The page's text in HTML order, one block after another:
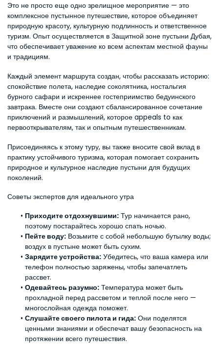
Это не просто еще одно зрелищное мероприятие — это
комплексное пустынное путешествие, которое объединяет
природную красоту, культурную подлинность и ответственное
туризм. Опыт осуществляется в Защитной зоне пустыни Дубая,
что обеспечивает уважение ко всем аспектам местной фауны
и традициям.
Каждый элемент маршрута создан, чтобы рассказать историю:
спокойствие полета, наследие соколятника, ностальгия
бурного сафари и искреннее гостеприимство бедуинского
завтрака. Вместе они создают сбалансированное сочетание
приключений и размышлений, которое appeals to как
первооткрывателям, так и опытным путешественникам.
Присоединяясь к этому туру, вы также вносите свой вклад в
практику устойчивого туризма, которая помогает сохранить
природное и культурное наследие пустыни для будущих
поколений.
Советы экспертов для идеального утра
Приходите отдохнувшими: Тур начинается рано,
поэтому постарайтесь хорошо спать ночью.
Пейте воду: Возьмите с собой небольшую бутылку воды;
воздух в пустыне может быть сухим.
Зарядите устройства: Убедитесь, что ваша камера или
телефон полностью заряжены, чтобы запечатлеть
рассвет.
Одевайтесь разумно: Температура может быть
прохладной перед рассветом и теплой после него —
многослойная одежда поможет.
Слушайте своего пилота и гида: Они поделятся
ценными знаниями и обеспечат вашу безопасность на
протяжении всего путешествия.